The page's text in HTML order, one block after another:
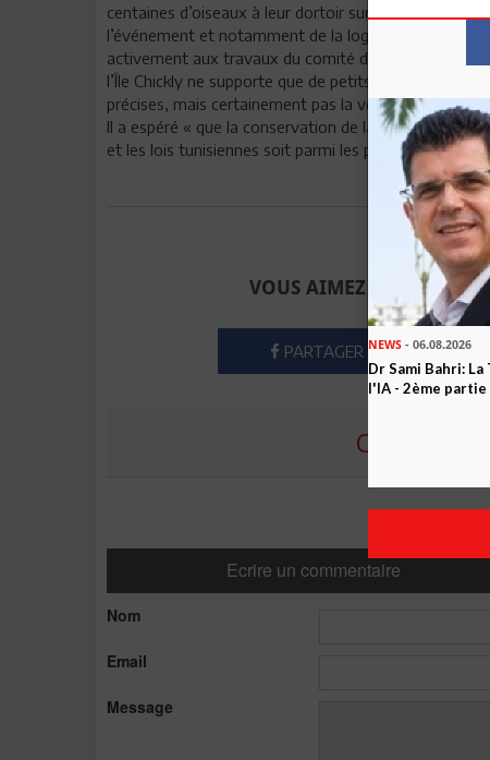
centaines d’oiseaux à leur dortoir sur l’île sans
l’événement et notamment de la logistique pour
activement aux travaux du comité de pilotage de
l’Île Chickly ne supporte que de petits groupes de
précises, mais certainement pas la venue de 200
Il a espéré « que la conservation de la nature et des
et les lois tunisiennes soit parmi les priorités du
Envoyer à
VOUS AIMEZ CET ARTICLE
PARTAGER
Ecrire un commentaire
Nom
Email
Message
NEWS - 06.08.2026
Dr Sami Bahri:
l'IA - 2ème partie